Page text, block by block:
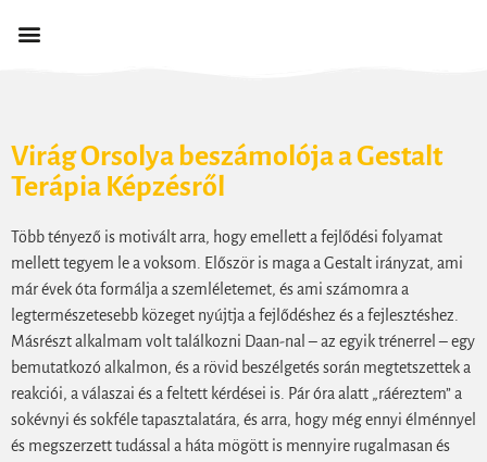
Virág Orsolya beszámolója a Gestalt
Terápia Képzésről
Több tényező is motivált arra, hogy emellett a fejlődési folyamat
mellett tegyem le a voksom. Először is maga a Gestalt irányzat, ami
már évek óta formálja a szemléletemet, és ami számomra a
legtermészetesebb közeget nyújtja a fejlődéshez és a fejlesztéshez.
Másrészt alkalmam volt találkozni Daan-nal – az egyik trénerrel – egy
bemutatkozó alkalmon, és a rövid beszélgetés során megtetszettek a
reakciói, a válaszai és a feltett kérdései is. Pár óra alatt „ráéreztem” a
sokévnyi és sokféle tapasztalatára, és arra, hogy még ennyi élménnyel
és megszerzett tudással a háta mögött is mennyire rugalmasan és